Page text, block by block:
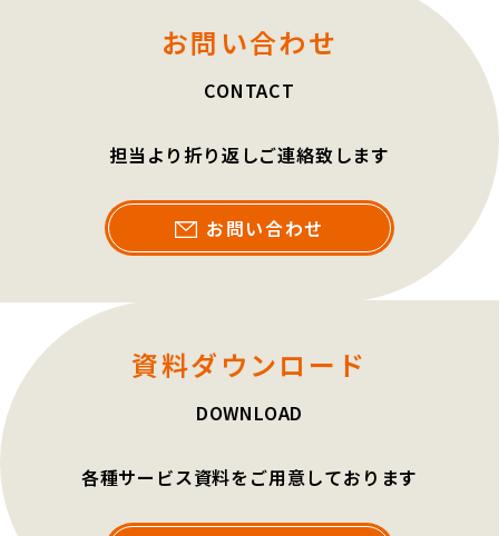
お問い合わせ
CONTACT
担当より折り返しご連絡致します
お問い合わせ
資料ダウンロード
DOWNLOAD
各種サービス資料をご用意しております